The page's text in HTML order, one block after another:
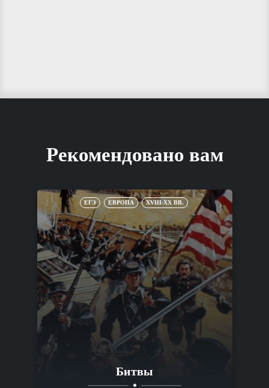
Рекомендовано вам
ЕГЭ ЕВРОПА XVIII-XX ВВ.
Битвы